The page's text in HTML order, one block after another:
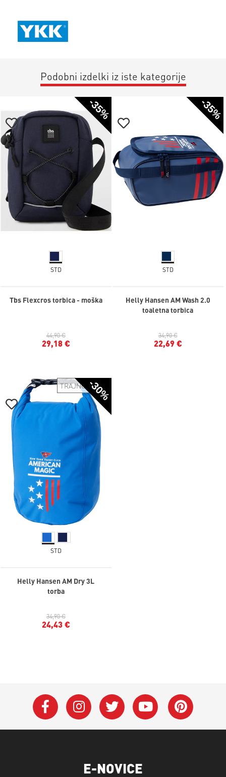
Podobni izdelki iz iste kategorije
-35%
STD
Tbs Flexcros torbica - moška
44,90 €
29,18 €
-35%
STD
Helly Hansen AM Wash 2.0
toaletna torbica
34,90 €
22,69 €
-30%
TRAJNOSTNO
STD
Helly Hansen AM Dry 3L
torba
34,90 €
24,43 €
E-NOVICE